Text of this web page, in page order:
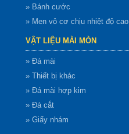
» Bánh cước
» Men vô cơ chịu nhiệt độ cao
VẬT LIỆU MÀI MÒN
» Đá mài
» Thiết bị khác
» Đá mài hợp kim
» Đá cắt
» Giấy nhám